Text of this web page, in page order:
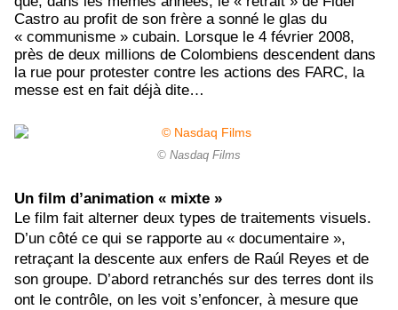
Castro au profit de son frère a sonné le glas du
« communisme » cubain. Lorsque le 4 février 2008,
près de deux millions de Colombiens descendent dans
la rue pour protester contre les actions des FARC, la
messe est en fait déjà dite…
© Nasdaq Films
Un film d’animation « mixte »
Le film fait alterner deux types de traitements visuels.
D’un côté ce qui se rapporte au « documentaire »,
retraçant la descente aux enfers de Raúl Reyes et de
son groupe. D’abord retranchés sur des terres dont ils
ont le contrôle, on les voit s’enfoncer, à mesure que